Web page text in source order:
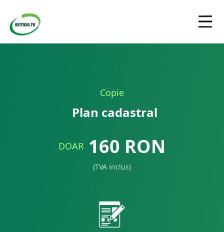
Copie
Plan cadastral
DOAR 160 RON
(TVA inclus)